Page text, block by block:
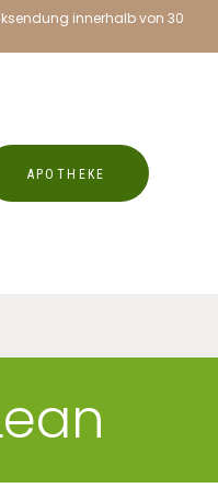
innerhalb von 30
APOTHEKE